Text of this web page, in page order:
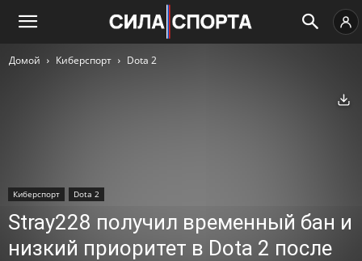
Домой Киберспорт Dota 2
Киберспорт Dota 2
Stray228 получил временный бан и
низкий приоритет в Dota 2 после